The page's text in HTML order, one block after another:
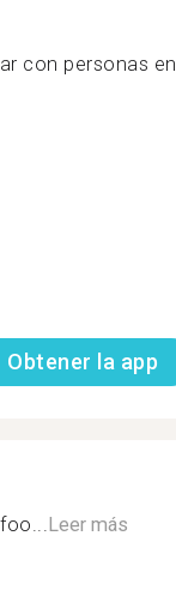
con personas en
Obtener la app
Leer más